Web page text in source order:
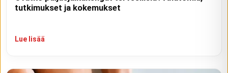
tutkimukset ja kokemukset
Lue lisää